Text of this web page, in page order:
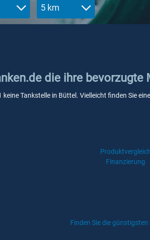
5 km
die ihre bevorzugte
Tankstelle in Büttel. Vielleicht finden Sie
Produktvergleich
Finanzierung
Finden Sie die